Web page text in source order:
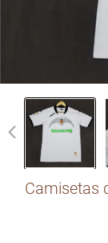
Camisetas